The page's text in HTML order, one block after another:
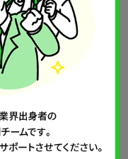
てメンバ変数を指定
メンバ変数名が同じ
に区別できます。